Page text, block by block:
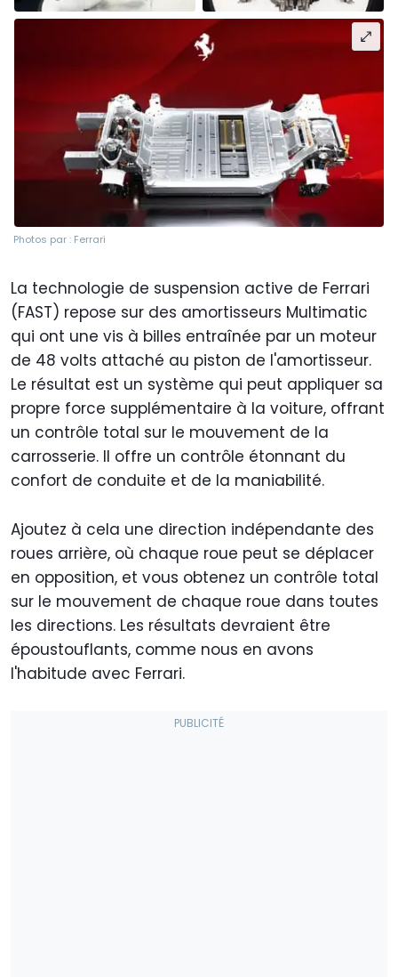
Photos par : Ferrari
La technologie de suspension active de Ferrari
(FAST) repose sur des amortisseurs Multimatic
qui ont une vis à billes entraînée par un moteur
de 48 volts attaché au piston de l'amortisseur.
Le résultat est un système qui peut appliquer sa
propre force supplémentaire à la voiture, offrant
un contrôle total sur le mouvement de la
carrosserie. Il offre un contrôle étonnant du
confort de conduite et de la maniabilité.
Ajoutez à cela une direction indépendante des
roues arrière, où chaque roue peut se déplacer
en opposition, et vous obtenez un contrôle total
sur le mouvement de chaque roue dans toutes
les directions. Les résultats devraient être
époustouflants, comme nous en avons
l'habitude avec Ferrari.